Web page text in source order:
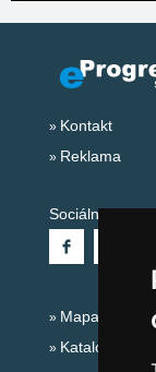
Kontakt
Reklama
Sociální sítě:
Mapa serveru
Katalog